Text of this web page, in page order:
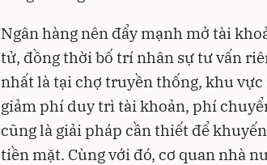
Ngân hàng nên đẩy mạnh mở tài
tử, đồng thời bố trí nhân sự tư vấn
nhất là tại chợ truyền thống, khu
giảm phí duy trì tài khoản, phí
cũng là giải pháp cần thiết để
tiền mặt. Cùng với đó, cơ quan nhà